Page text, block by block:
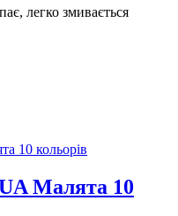
легко змивається
Малята 10